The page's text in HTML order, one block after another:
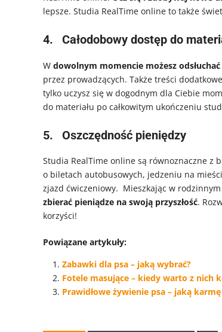
lepsze. Studia RealTime online to także
4. Całodobowy dostęp do
W dowolnym momencie możesz
przez prowadzących. Także treści
tylko uczysz się w dogodnym dla Ciebie
do materiału po całkowitym ukończeniu
5. Oszczędność pieniędzy
Studia RealTime online są równoznaczne z
o biletach autobusowych, jedzeniu na
zjazd ćwiczeniowy. Mieszkając w
zbierać pieniądze na swoją przyszłość.
korzyści!
Powiązane artykuły:
Zabawki dla psa – jaką wybrać?
Fotele masujące – kiedy warto z nich
Prawidłowe żywienie psa – jaką